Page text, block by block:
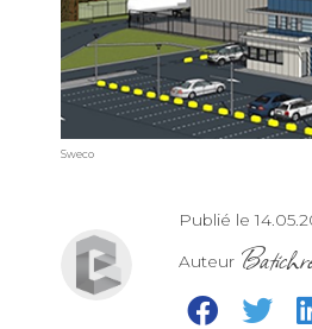
Sweco
Publié le
Auteur